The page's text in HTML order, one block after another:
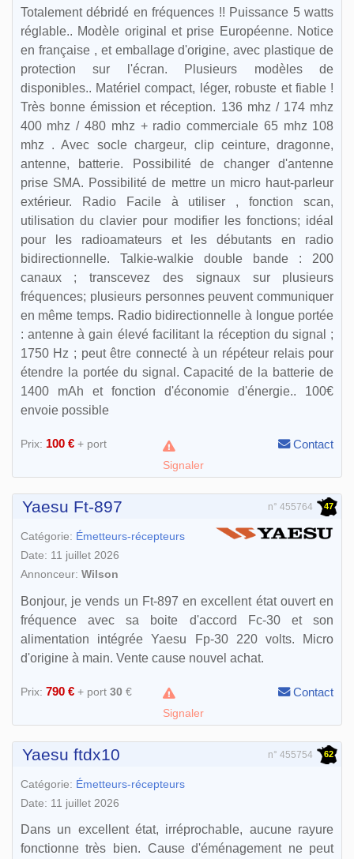
Totalement débridé en fréquences !! Puissance 5 watts
réglable.. Modèle original et prise Européenne. Notice
en française , et emballage d'origine, avec plastique de
protection sur l'écran. Plusieurs modèles de
disponibles.. Matériel compact, léger, robuste et fiable !
Très bonne émission et réception. 136 mhz / 174 mhz
400 mhz / 480 mhz + radio commerciale 65 mhz 108
mhz . Avec socle chargeur, clip ceinture, dragonne,
antenne, batterie. Possibilité de changer d'antenne
prise SMA. Possibilité de mettre un micro haut-parleur
extérieur. Radio Facile à utiliser , fonction scan,
utilisation du clavier pour modifier les fonctions; idéal
pour les radioamateurs et les débutants en radio
bidirectionnelle. Talkie-walkie double bande : 200
canaux ; transcevez des signaux sur plusieurs
fréquences; plusieurs personnes peuvent communiquer
en même temps. Radio bidirectionnelle à longue portée
: antenne à gain élevé facilitant la réception du signal ;
1750 Hz ; peut être connecté à un répéteur relais pour
étendre la portée du signal. Capacité de la batterie de
1400 mAh et fonction d'économie d'énergie.. 100€
envoie possible
Prix: 100 € + port
Signaler
Contact
Yaesu Ft-897 n° 455764 47
Catégorie: Émetteurs-récepteurs
Date: 11 juillet 2026
Annonceur: Wilson
Bonjour, je vends un Ft-897 en excellent état ouvert en
fréquence avec sa boite d'accord Fc-30 et son
alimentation intégrée Yaesu Fp-30 220 volts. Micro
d'origine à main. Vente cause nouvel achat.
Prix: 790 € + port 30 €
Signaler
Contact
Yaesu ftdx10 n° 455754 62
Catégorie: Émetteurs-récepteurs
Date: 11 juillet 2026
Dans un excellent état, irréprochable, aucune rayure
fonctionne très bien. Cause d'éménagement ne peut